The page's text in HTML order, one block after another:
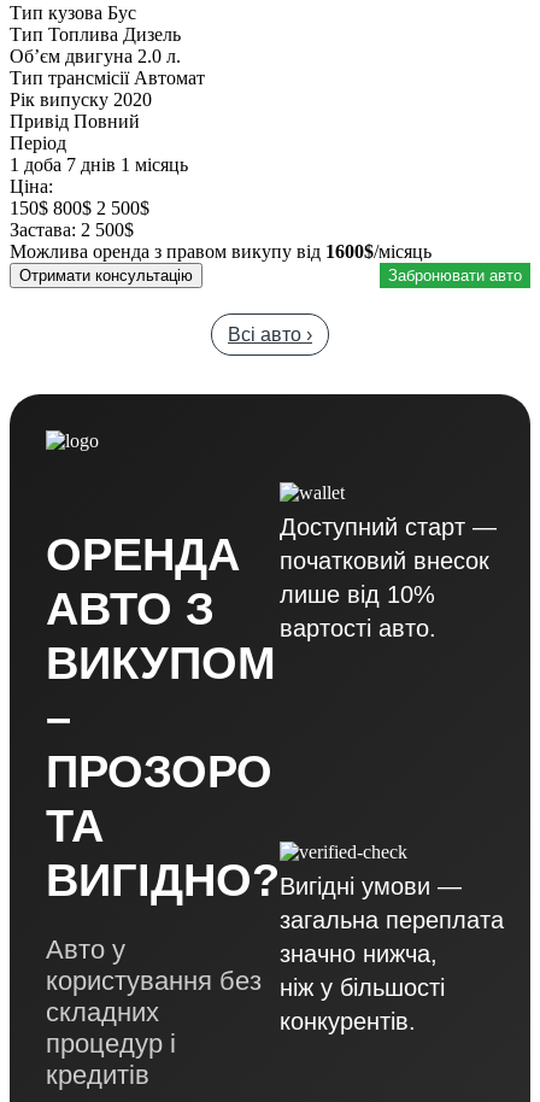
Тип кузова Бус
Тип Топлива Дизель
Обʼєм двигуна 2.0 л.
Тип трансмісії Автомат
Рік випуску 2020
Привід Повний
Період
1 доба 7 днів 1 місяць
Ціна:
150$ 800$ 2 500$
Застава: 2 500$
Можлива оренда з правом викупу від 1600$/місяць
Отримати консультацію Забронювати авто
Всі авто ›
ОРЕНДА
АВТО З
ВИКУПОМ
–
ПРОЗОРО
ТА
ВИГІДНО?
Авто у
користування без
складних
процедур і
кредитів
Доступний старт —
початковий внесок
лише від 10%
вартості авто.
Вигідні умови —
загальна переплата
значно нижча,
ніж у більшості
конкурентів.